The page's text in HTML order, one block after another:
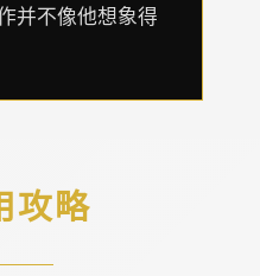
并不像他想象得
攻略